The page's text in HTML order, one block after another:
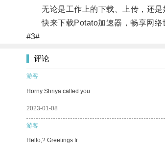
无论是工作上的下载、上传，还是
快来下载Potato加速器，畅享网络
#3#
评论
游客
Horny Shriya called you
2023-01-08
游客
Hello,? Greetings fr